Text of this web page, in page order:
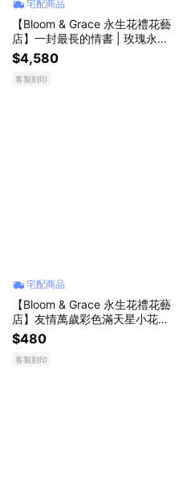
宅配商品
【Bloom & Grace 永生花禮花藝
店】一封最長的情書 | 玫瑰永生
大花盅 永生花 送禮 節日送禮 禮
物《可備註填寫卡片內容》
$4,580
客製刻印
宅配商品
【Bloom & Grace 永生花禮花藝
店】友情萬歲彩色滿天星小花束
永生花 送禮 節日送禮 禮物《可
備註填寫卡片內容》
$480
客製刻印